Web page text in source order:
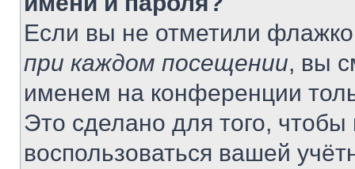
Если вы не отметили
при каждом посещении, вы
именем на конференции
Это сделано для того, чтобы
воспользоваться вашей